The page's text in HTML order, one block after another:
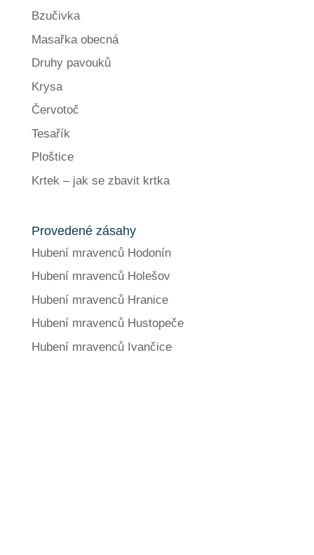
Bzučivka
Masařka obecná
Druhy pavouků
Krysa
Červotoč
Tesařík
Ploštice
Krtek – jak se zbavit krtka
Provedené zásahy
Hubení mravenců Hodonín
Hubení mravenců Holešov
Hubení mravenců Hranice
Hubení mravenců Hustopeče
Hubení mravenců Ivančice